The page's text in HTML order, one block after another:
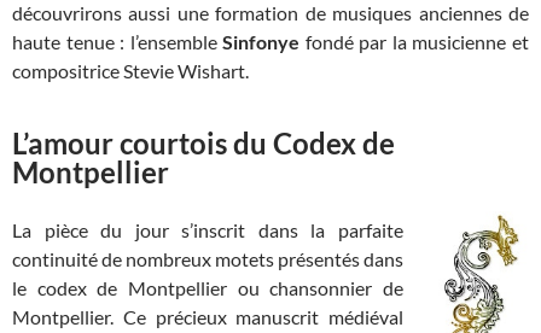
découvrirons aussi une formation de musiques anciennes de
haute tenue : l’ensembleSinfonye fondé par la musicienne et
compositrice Stevie Wishart.
L’amour courtois du Codex de
Montpellier
La pièce du jour s’inscrit dans la parfaite
continuité de nombreux motets présentés dans
le codex de Montpellier ou chansonnier de
Montpellier. Ce précieux manuscrit médiéval